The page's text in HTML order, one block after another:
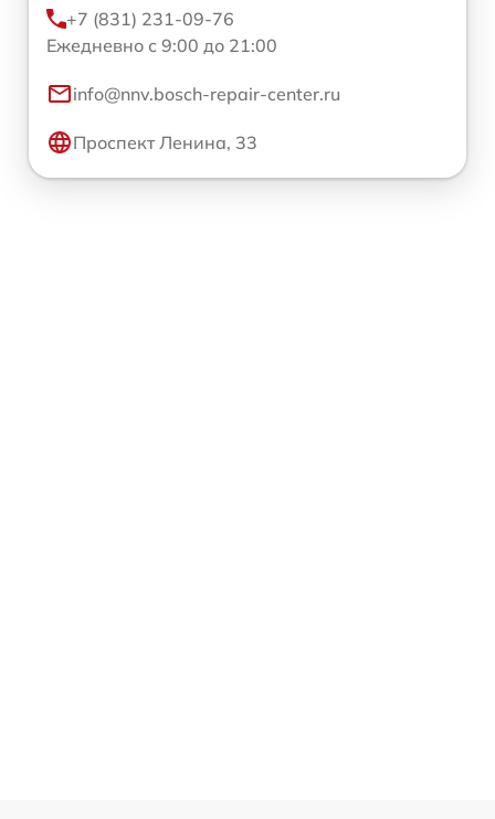
+7 (831) 231-09-76
Ежедневно с 9:00 до 21:00
info@nnv.bosch-repair-center.ru
Проспект Ленина, 33